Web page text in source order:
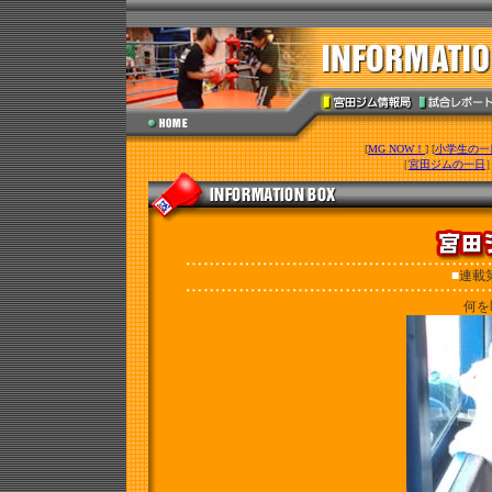
[MG NOW！] [小学生の一
［宮田ジムの一日
■連載
何